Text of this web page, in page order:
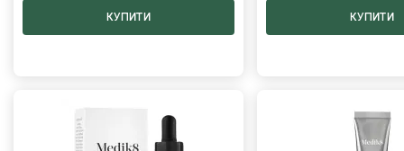
КУПИТИ КУПИТИ